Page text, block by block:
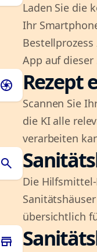
Laden Sie die
Ihr
App auf dieser
camera Rezept
Scannen Sie
die KI alle
verarbeiten
search
Die
übersichtlich
store